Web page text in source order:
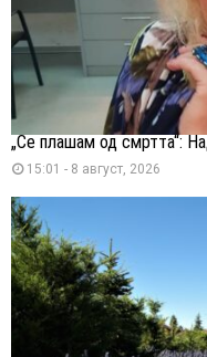
„Се плашам од смртта“:
15:01 - 8 август, 2026